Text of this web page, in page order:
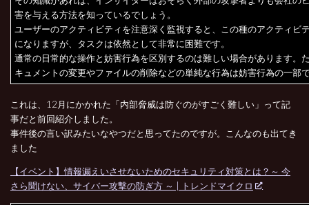
害を与える方法を知っているでしょう。
ユーザーのアクティビティを注意深く監視すると、この種のアクティビ
になりますが、タスクは依然として非常に困難です。
通常の日常的な操作と妨害行為を区別するのは難しい場合があります。
キュメントの変更やファイルの削除などの単純な行為は妨害行為の一部
これは、12月にかかれた「内部脅威は防ぐのがすごく難しい」って記
事だと前回紹介しました。
事件後の言い訳みたいなやつだと思ってたのですが。こんなのも出てき
ました
【イベント】情報漏えいさせないためのセキュリティ対策とは？～ 今
さら聞けない、サイバー攻撃の防ぎ方 ～ | トレンドマイクロ